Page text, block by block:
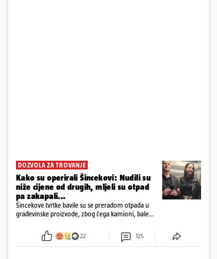
DOZVOLA ZA TROVANJE
Kako su operirali Šincekovi: Nudili su
niže cijene od drugih, mljeli su otpad
pa zakapali...
Šincekove tvrtke bavile su se preradom otpada u
građevinske proizvode, zbog čega kamioni, bale
22 125